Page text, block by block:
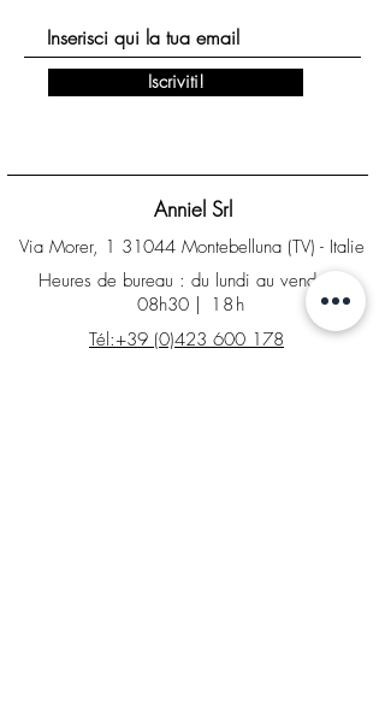
Anniel Srl
Heures de bureau : du lundi au vendredi
08h30 | 18h
Iscriviti!
Tél:+39 (0)423 600 178
Via Morer, 1 31044 Montebelluna (TV) - Italie